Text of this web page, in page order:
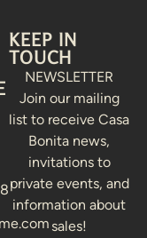
KEEP IN
TOUCH
NEWSLETTER
Join our mailing
list to receive Casa
Bonita news,
invitations to
private events, and
information about
sales!